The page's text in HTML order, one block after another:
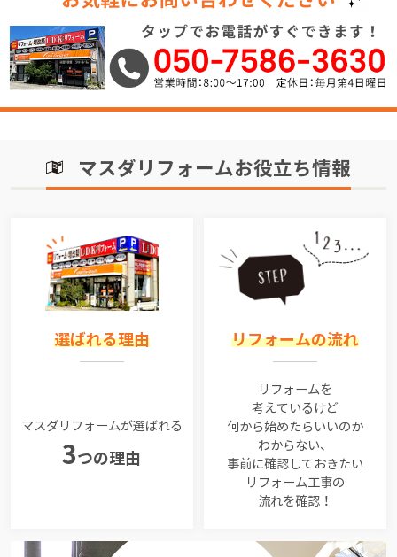
マスダリフォームお役立ち情報
選ばれる理由
マスダリフォームが選ばれる
3つの理由
リフォームの流れ
リフォームを
考えているけど
何から始めたらいいのか
わからない、
事前に確認しておきたい
リフォーム工事の
流れを確認！